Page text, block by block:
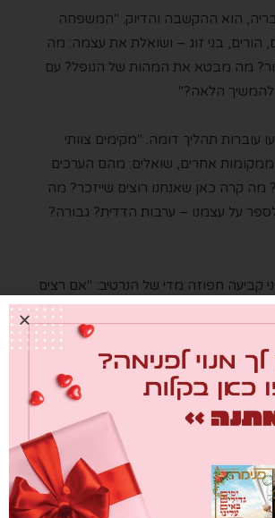
הוא ההקשבה והדיוק. "המשפחה
הורים, בני זוג – ושואלת את עצמה: מה
מה מבטא את המהות של הנופל? עם
להמשיך הלאה?"
עוברות תהליך דומה. "מקימים צוותי
אחרים, שואלים: מהם הערכים
מה קרה כאן שאנחנו רוצים שייזכר? מה
על עצמנו – ערבות הדדית? גבורה?
קביעה חפוזה מדי של הנרטיב: "אם רצים
אפשר לטעות ואפילו להזיק לסיפור
לשמר. לכן מתעדים הכול, ואז, לאט
תהליך ההתגבשות. אנחנו יושבים עם
ומדהים לראות איך הסיפור הולך
הזו, המטרה היא גם הדרך. "העיקר
רק מה ייכנס בסוף, אלא איך להגיע לשם
ואמון ותורם לתהליך השיקום. הדרך היא